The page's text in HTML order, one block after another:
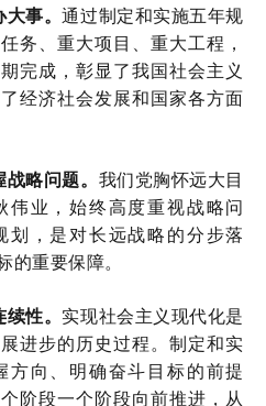
大事。通过制定和实施五年规
务、重大项目、重大工程，
完成，彰显了我国社会主义
经济社会发展和国家各方面
略问题。 我们党胸怀远大目
伟业，始终高度重视战略问
划，是对长远战略的分步落
的重要保障。
性。 实现社会主义现代化是
进步的历史过程。制定和实
方向、明确奋斗目标的前提
阶段一个阶段向前推进，从